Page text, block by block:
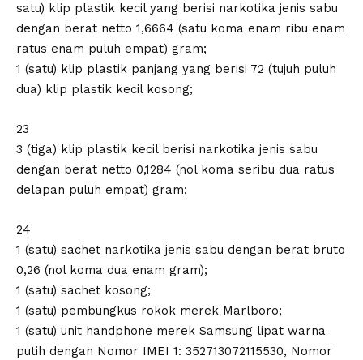
satu) klip plastik kecil yang berisi narkotika jenis sabu
dengan berat netto 1,6664 (satu koma enam ribu enam
ratus enam puluh empat) gram;
1 (satu) klip plastik panjang yang berisi 72 (tujuh puluh
dua) klip plastik kecil kosong;
23
3 (tiga) klip plastik kecil berisi narkotika jenis sabu
dengan berat netto 0,1284 (nol koma seribu dua ratus
delapan puluh empat) gram;
24
1 (satu) sachet narkotika jenis sabu dengan berat bruto
0,26 (nol koma dua enam gram);
1 (satu) sachet kosong;
1 (satu) pembungkus rokok merek Marlboro;
1 (satu) unit handphone merek Samsung lipat warna
putih dengan Nomor IMEI 1: 352713072115530, Nomor